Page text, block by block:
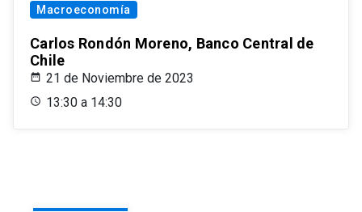
Macroeconomía
Carlos Rondón Moreno, Banco Central de
Chile
21 de Noviembre de 2023
13:30 a 14:30